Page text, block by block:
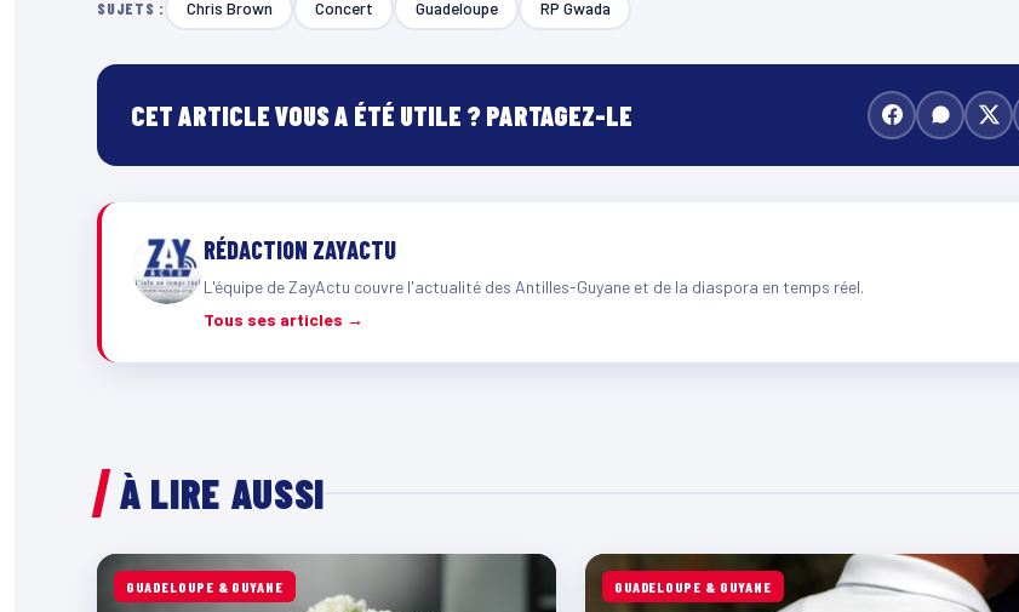
SUJETS : Chris Brown Concert Guadeloupe RP Gwada
CET ARTICLE VOUS A ÉTÉ UTILE ? PARTAGEZ-LE
RÉDACTION ZAYACTU
L'équipe de ZayActu couvre l'actualité des Antilles-Guyane et de la diaspora en temps réel.
Tous ses articles →
À LIRE AUSSI
GUADELOUPE & GUYANE GUADELOUPE & GUYANE